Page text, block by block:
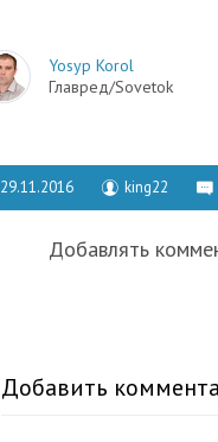
Yosyp Korol
Главред/Sovetok
29.11.2016 king22
Добавлять
Добавить